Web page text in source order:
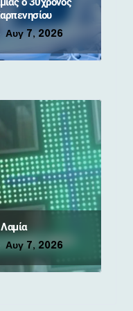
Αυγ 7, 2026
Αυγ 7, 2026